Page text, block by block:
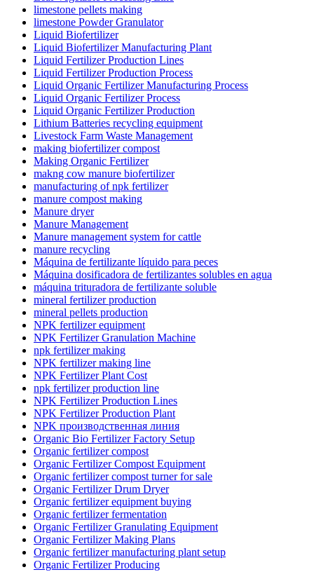
limestone pellets making
limestone Powder Granulator
Liquid Biofertilizer
Liquid Biofertilizer Manufacturing Plant
Liquid Fertilizer Production Lines
Liquid Fertilizer Production Process
Liquid Organic Fertilizer Manufacturing Process
Liquid Organic Fertilizer Process
Liquid Organic Fertilizer Production
Lithium Batteries recycling equipment
Livestock Farm Waste Management
making biofertilizer compost
Making Organic Fertilizer
makng cow manure biofertilizer
manufacturing of npk fertilizer
manure compost making
Manure dryer
Manure Management
Manure management system for cattle
manure recycling
Máquina de fertilizante líquido para peces
Máquina dosificadora de fertilizantes solubles en agua
máquina trituradora de fertilizante soluble
mineral fertilizer production
mineral pellets production
NPK fertilizer equipment
NPK Fertilizer Granulation Machine
npk fertilizer making
NPK fertilizer making line
NPK Fertilizer Plant Cost
npk fertilizer production line
NPK Fertilizer Production Lines
NPK Fertilizer Production Plant
NPK производственная линия
Organic Bio Fertilizer Factory Setup
Organic fertilizer compost
Organic Fertilizer Compost Equipment
Organic fertilizer compost turner for sale
Organic Fertilizer Drum Dryer
Organic fertilizer equipment buying
Organic fertilizer fermentation
Organic Fertilizer Granulating Equipment
Organic Fertilizer Making Plans
Organic fertilizer manufacturing plant setup
Organic Fertilizer Producing